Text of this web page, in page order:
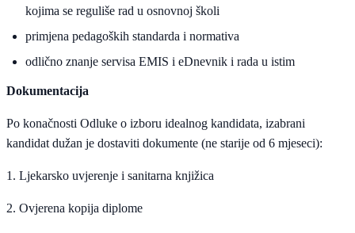
kojima se reguliše rad u osnovnoj školi
primjena pedagoških standarda i normativa
odlično znanje servisa EMIS i eDnevnik i rada u istim
Dokumentacija
Po konačnosti Odluke o izboru idealnog kandidata, izabrani
kandidat dužan je dostaviti dokumente (ne starije od 6 mjeseci):
1. Ljekarsko uvjerenje i sanitarna knjižica
2. Ovjerena kopija diplome